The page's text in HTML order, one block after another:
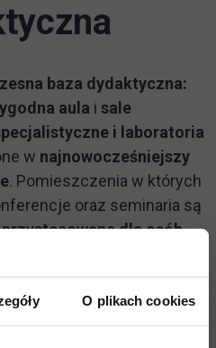
O plikach cookies
baza dydaktyczna:
aula i sale
i laboratoria
w najnowocześniejszy
. Pomieszczenia w których
oraz seminaria są
przystosowane dla osób
mają do dyspozycji
dwóch kampusach
katalogi i bazy
są również liczne